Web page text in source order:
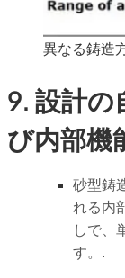
異なる鋳造
9. 設計の
び内部機
砂型鋳
れる内
しで、
す。.